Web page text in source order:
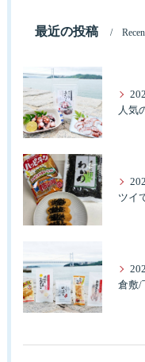
最近の投稿